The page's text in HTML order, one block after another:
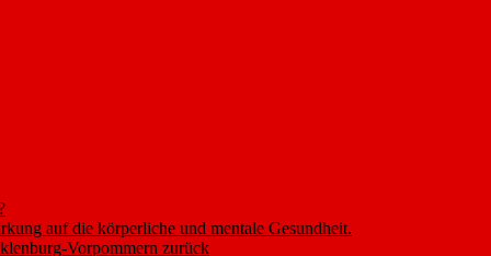
auf die körperliche und mentale Gesundheit.
Vorpommern zurück